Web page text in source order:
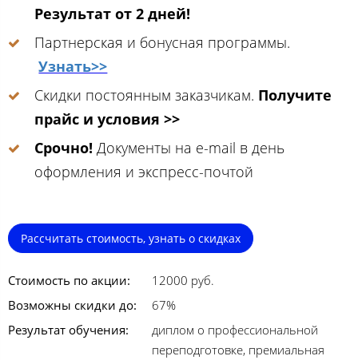
Результат от 2 дней!
Партнерская и бонусная программы.
Узнать>>
Скидки постоянным заказчикам. Получите
прайс и условия >>
Срочно! Документы на e-mail в день
оформления и экспресс-почтой
Рассчитать стоимость, узнать о скидках
Стоимость по акции:
12000 руб.
Возможны скидки до:
67%
Результат обучения:
диплом о профессиональной
переподготовке, премиальная